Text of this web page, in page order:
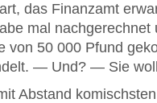
das Finanzamt
mal nachgerechnet
von 50 000 Pfund
— Und? — Sie
Abstand